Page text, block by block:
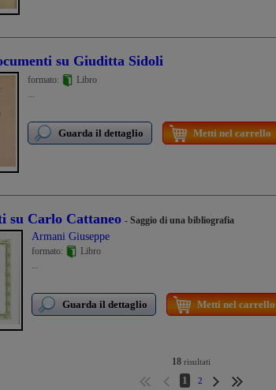
su Giuditta Sidoli
formato:
Libro
...
Guarda il dettaglio Metti nel carrello
su Carlo Cattaneo - Saggio di una bibliografia
Armani Giuseppe
formato:
Libro
...
Guarda il dettaglio Metti nel carrello
18risultati
1 2